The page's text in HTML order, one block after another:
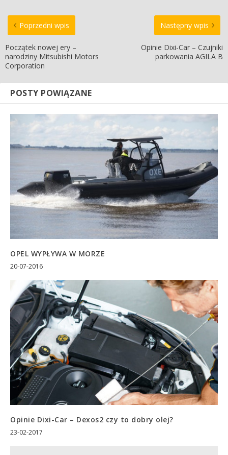
Poprzedni wpis
Początek nowej ery –
narodziny Mitsubishi Motors
Corporation
Następny wpis
Opinie Dixi-Car – Czujniki
parkowania AGILA B
POSTY POWIĄZANE
OPEL WYPŁYWA W MORZE
20-07-2016
Opinie Dixi-Car – Dexos2 czy to dobry olej?
23-02-2017